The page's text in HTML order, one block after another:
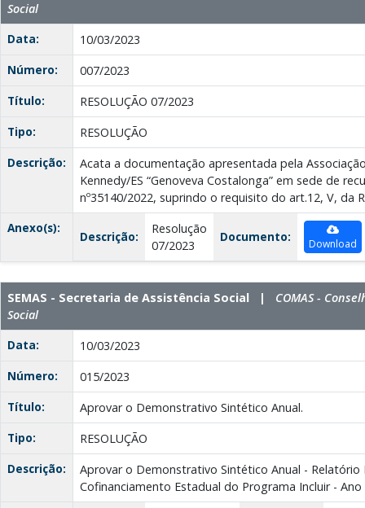
Social
Data:
10/03/2023
Número:
007/2023
Título:
RESOLUÇÃO 07/2023
Tipo:
RESOLUÇÃO
Descrição:
Acata a documentação apresentada pela
Kennedy/ES “Genoveva Costalonga” em sede de
nº35140/2022, suprindo o requisito do art.12, V, da
Anexo(s):
Descrição:
Resolução
07/2023
Documento: Download
SEMAS - Secretaria de Assistência Social | COMAS -
Social
Data:
10/03/2023
Número:
015/2023
Título:
Aprovar o Demonstrativo Sintético Anual.
Tipo:
RESOLUÇÃO
Descrição:
Aprovar o Demonstrativo Sintético Anual - Relatório
Cofinanciamento Estadual do Programa Incluir - Ano